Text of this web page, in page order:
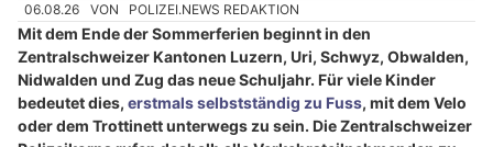
06.08.26 VON POLIZEI.NEWS REDAKTION
Mit dem Ende der Sommerferien beginnt in den
Zentralschweizer Kantonen Luzern, Uri, Schwyz, Obwalden,
Nidwalden und Zug das neue Schuljahr. Für viele Kinder
bedeutet dies, erstmals selbstständig zu Fuss, mit dem Velo
oder dem Trottinett unterwegs zu sein. Die Zentralschweizer